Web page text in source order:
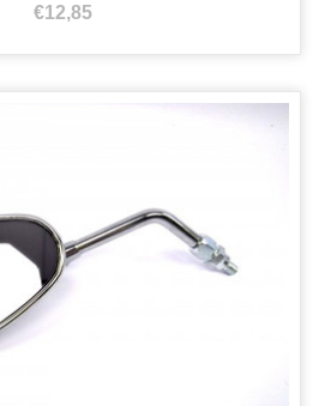
€12,85